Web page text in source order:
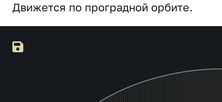
Движется по проградной орбите.